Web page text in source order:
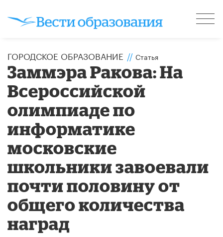
ГОРОДСКОЕ ОБРАЗОВАНИЕ // Статья
Заммэра Ракова: На
Всероссийской
олимпиаде по
информатике
московские
школьники завоевали
почти половину от
общего количества
наград